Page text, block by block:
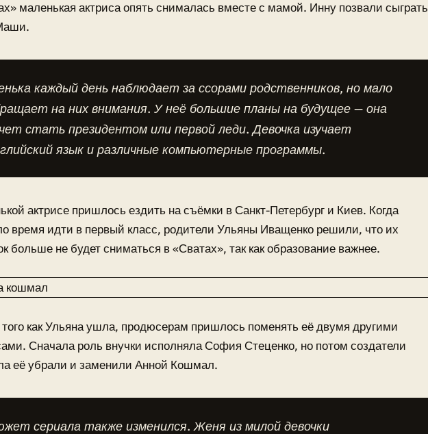
маленькая актриса опять снималась вместе с мамой. Инну позвали сыграть
каждый день наблюдает за ссорами родственников, но мало
на них внимания. У неё большие планы на будущее — она
стать президентом или первой леди. Девочка изучает
язык и различные компьютерные программы.
актрисе пришлось ездить на съёмки в Санкт-Петербург и Киев. Когда
время идти в первый класс, родители Ульяны Иващенко решили, что их
больше не будет сниматься в «Сватах», так как образование важнее.
как Ульяна ушла, продюсерам пришлось поменять её двумя другими
Сначала роль внучки исполняла София Стеценко, но потом создатели
её убрали и заменили Анной Кошмал.
сериала также изменился. Женя из милой девочки